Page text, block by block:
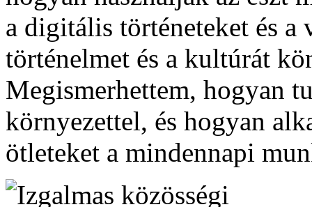
a digitális történeteket és a
történelmet és a kultúrát
Megismerhettem, hogyan
környezettel, és hogyan
ötleteket a mindennapi